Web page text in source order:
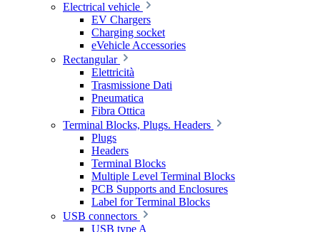
Electrical vehicle
EV Chargers
Charging socket
eVehicle Accessories
Rectangular
Elettricità
Trasmissione Dati
Pneumatica
Fibra Ottica
Terminal Blocks, Plugs. Headers
Plugs
Headers
Terminal Blocks
Multiple Level Terminal Blocks
PCB Supports and Enclosures
Label for Terminal Blocks
USB connectors
USB type A